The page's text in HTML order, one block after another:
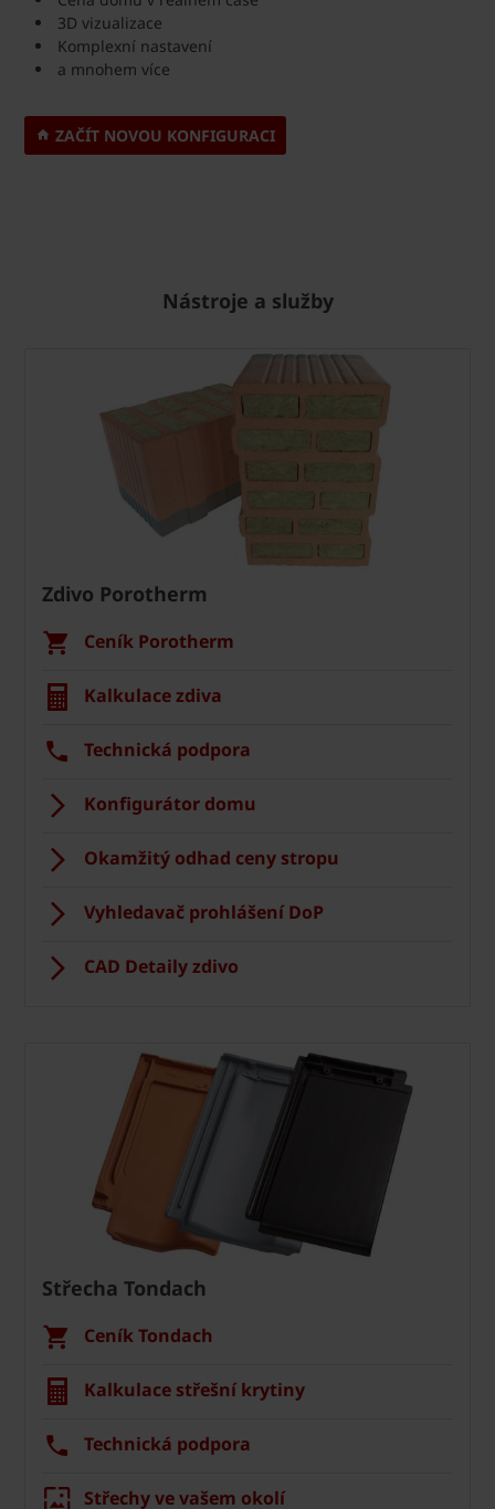
3D vizualizace
Komplexní nastavení
a mnohem více
ZAČÍT NOVOU KONFIGURACI
Nástroje a služby
Zdivo Porotherm
Ceník Porotherm
Kalkulace zdiva
Technická podpora
Konfigurátor domu
Okamžitý odhad ceny stropu
Vyhledavač prohlášení DoP
CAD Detaily zdivo
Střecha Tondach
Ceník Tondach
Kalkulace střešní krytiny
Technická podpora
Střechy ve vašem okolí